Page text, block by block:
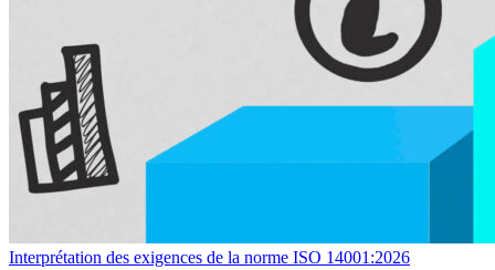
Interprétation des exigences de la norme ISO 14001:2026